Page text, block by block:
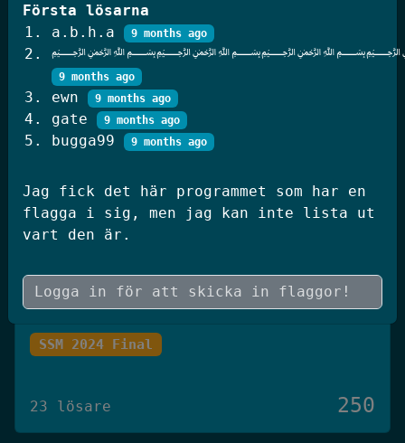
Knäck Koden 2025
20 lösare
JWT Blog
SSM 2026 Kval
19 lösare
Skógræktin
SSM 2024 Final
23 lösare 250
Jag fick det här programmet som har en
flagga i sig, men jag kan inte lista ut
vart den är.
Första lösarna
a.b.h.a
9 months ago
9 months ago
ewn 9 months ago
gate 9 months ago
bugga99 9 months ago